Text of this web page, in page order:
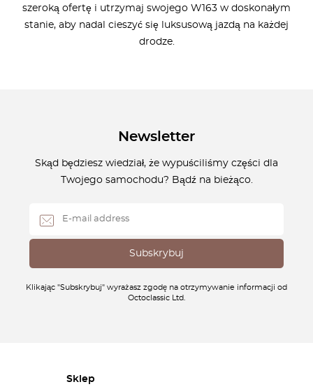
szeroką ofertę i utrzymaj swojego W163 w doskonałym
stanie, aby nadal cieszyć się luksusową jazdą na każdej
drodze.
Newsletter
Skąd będziesz wiedział, że wypuściliśmy części dla
Twojego samochodu? Bądź na bieżąco.
Klikając "Subskrybuj" wyrażasz zgodę na otrzymywanie informacji od
Octoclassic Ltd.
Sklep